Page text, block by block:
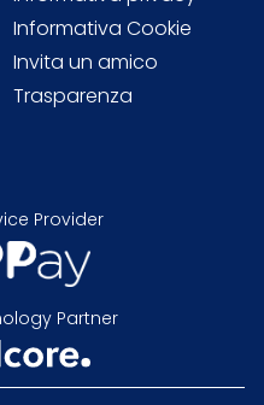
Informativa Cookie
Invita un amico
Trasparenza
Provider
Partner